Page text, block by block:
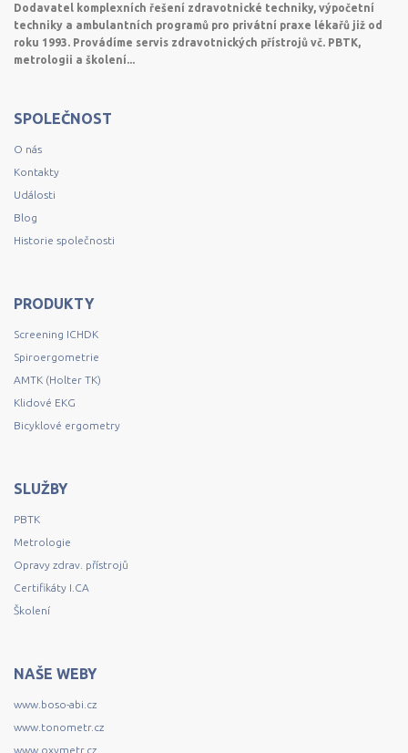
Dodavatel komplexních řešení zdravotnické techniky, výpočetní
techniky a ambulantních programů pro privátní praxe lékařů již od
roku 1993. Provádíme servis zdravotnických přístrojů vč. PBTK,
metrologii a školení...
SPOLEČNOST
O nás
Kontakty
Události
Blog
Historie společnosti
PRODUKTY
Screening ICHDK
Spiroergometrie
AMTK (Holter TK)
Klidové EKG
Bicyklové ergometry
SLUŽBY
PBTK
Metrologie
Opravy zdrav. přístrojů
Certifikáty I.CA
Školení
NAŠE WEBY
www.boso-abi.cz
www.tonometr.cz
www.oxymetr.cz